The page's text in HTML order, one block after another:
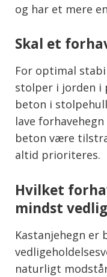
og har et mere
Skal et
For optimal
stolper i jorden i
beton i
lave
beton være
altid prioriteres.
Hvilket
mindst
Kastanjehegn er
naturligt